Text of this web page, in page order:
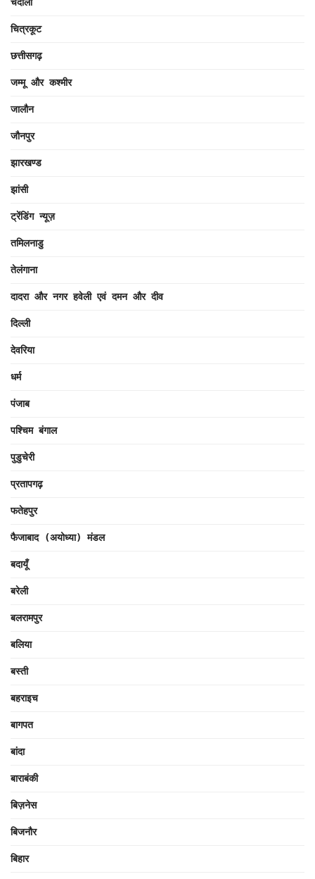
चंदौली
चित्रकूट
छत्तीसगढ़
जम्मू और कश्मीर
जालौन
जौनपुर
झारखण्ड
झांसी
ट्रेंडिंग न्यूज़
तमिलनाडु
तेलंगाना
दादरा और नगर हवेली एवं दमन और दीव
दिल्ली
देवरिया
धर्म
पंजाब
पश्चिम बंगाल
पुडुचेरी
प्रतापगढ़
फतेहपुर
फैजाबाद (अयोध्या) मंडल
बदायूँ
बरेली
बलरामपुर
बलिया
बस्ती
बहराइच
बागपत
बांदा
बाराबंकी
बिज़नेस
बिजनौर
बिहार